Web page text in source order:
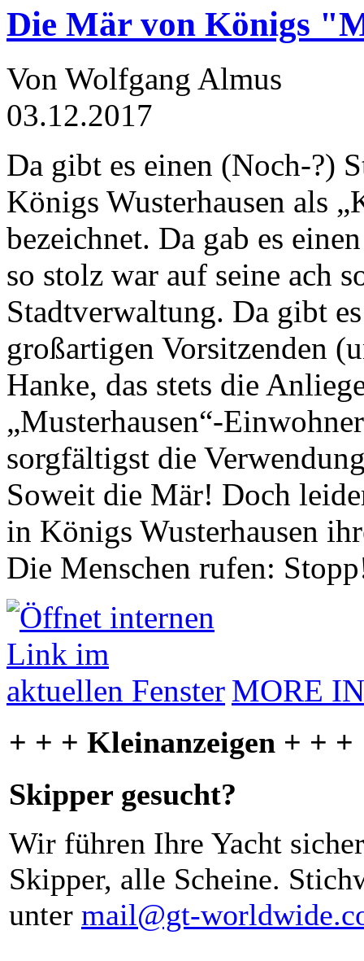
Die Mär von Königs
Von Wolfgang Almus
03.12.2017
Da gibt es einen (Noch-?)
Königs Wusterhausen als
bezeichnet. Da gab es
so stolz war auf seine ach
Stadtverwaltung. Da gibt
großartigen Vorsitzenden
Hanke, das stets die
„Musterhausen“-
sorgfältigst die
Soweit die Mär! Doch
in Königs Wusterhausen
Die Menschen rufen:
MORE
+ + + Kleinanzeigen + + +
Skipper gesucht?
Wir führen Ihre Yacht
Skipper, alle Scheine.
unter mail@gt-